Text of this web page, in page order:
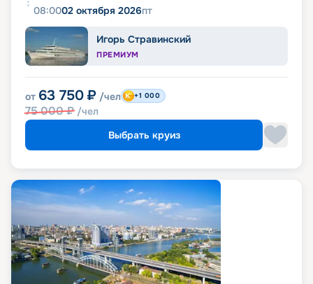
08:0002 октября 2026пт
Игорь Стравинский
ПРЕМИУМ
от 63 750 ₽ /чел
75 000₽ /чел
+1 000
Выбрать круиз